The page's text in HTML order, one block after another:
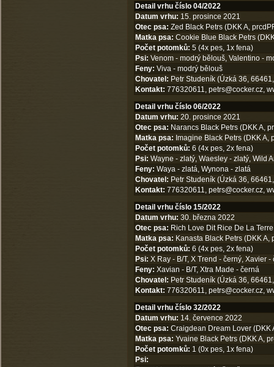
Detail vrhu číslo 04/2022
Datum vrhu: 15. prosince 2021
Otec psa: Zed Black Petrs (DKK A,
Matka psa: Cookie Blue Black Petrs
Počet potomků: 5 (4x pes, 1x fena)
Psi: Venom - modrý bělouš, Valentino -
Feny: Viva - modrý bělouš
Chovatel: Petr Studeník (Úzká 36,
Kontakt: 776320611, petrs@cocker.cz,
Detail vrhu číslo 06/2022
Datum vrhu: 20. prosince 2021
Otec psa: Narancs Black Petrs (DKK A,
Matka psa: Imagine Black Petrs (DKK A,
Počet potomků: 6 (4x pes, 2x fena)
Psi: Wayne - zlatý, Waesley - zlatý, Wild
Feny: Waya - zlatá, Wynona - zlatá
Chovatel: Petr Studeník (Úzká 36,
Kontakt: 776320611, petrs@cocker.cz,
Detail vrhu číslo 15/2022
Datum vrhu: 30. března 2022
Otec psa: Rich Love Dit Rice De La
Matka psa: Kanasta Black Petrs (DKK A,
Počet potomků: 6 (4x pes, 2x fena)
Psi: X Ray - B/T, X Trend - černý, Xavier
Feny: Xavian - B/T, Xtra Made - černá
Chovatel: Petr Studeník (Úzká 36,
Kontakt: 776320611, petrs@cocker.cz,
Detail vrhu číslo 32/2022
Datum vrhu: 14. července 2022
Otec psa: Craigdean Dream Lover (DKK
Matka psa: Yvaine Black Petrs (DKK A,
Počet potomků: 1 (0x pes, 1x fena)
Psi: